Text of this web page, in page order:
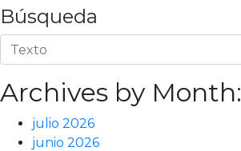
Búsqueda
Archives by Month:
julio 2026
junio 2026